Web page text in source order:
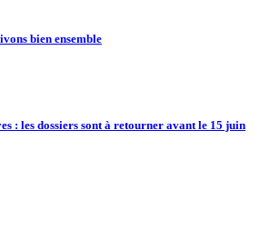
bien ensemble
: les dossiers sont à retourner avant le 15 juin